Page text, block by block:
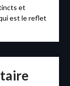
et
est le reflet